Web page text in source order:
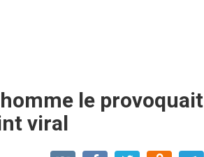
le provoquait
viral